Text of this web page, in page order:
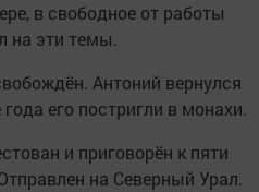
в свободное от работы
на эти темы.
Антоний вернулся
его постригли в монахи.
и приговорён к пяти
на Северный Урал.